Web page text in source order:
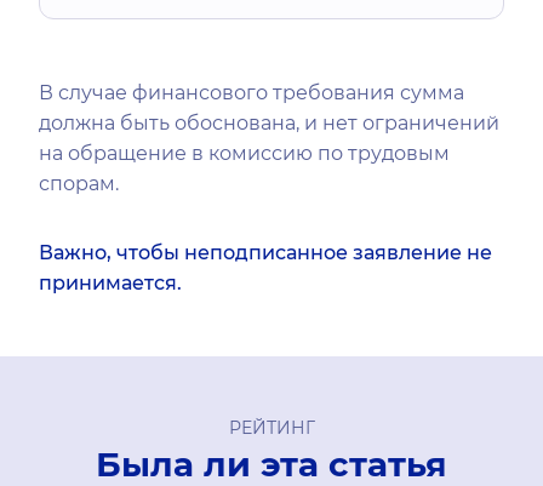
В случае финансового требования сумма
должна быть обоснована, и нет ограничений
на обращение в комиссию по трудовым
спорам.
Важно, чтобы неподписанное заявление не
принимается.
РЕЙТИНГ
Была ли эта статья